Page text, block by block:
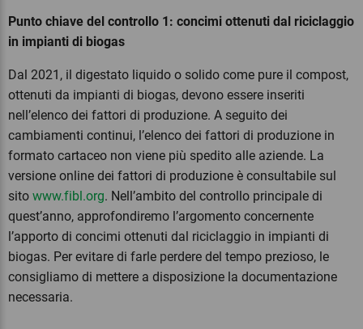
Punto chiave del controllo 1: concimi ottenuti dal riciclaggio
in impianti di biogas
Dal 2021, il digestato liquido o solido come pure il compost,
ottenuti da impianti di biogas, devono essere inseriti
nell’elenco dei fattori di produzione. A seguito dei
cambiamenti continui, l’elenco dei fattori di produzione in
formato cartaceo non viene più spedito alle aziende. La
versione online dei fattori di produzione è consultabile sul
sito www.fibl.org. Nell’ambito del controllo principale di
quest’anno, approfondiremo l’argomento concernente
l’apporto di concimi ottenuti dal riciclaggio in impianti di
biogas. Per evitare di farle perdere del tempo prezioso, le
consigliamo di mettere a disposizione la documentazione
necessaria.